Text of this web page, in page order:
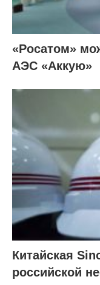
«Росатом»
АЭС «Аккую»
Китайская
российской